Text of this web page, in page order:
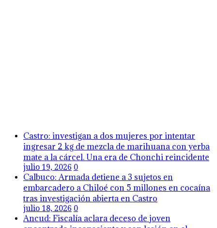
Castro: investigan a dos mujeres por intentar
ingresar 2 kg de mezcla de marihuana con yerba
mate a la cárcel. Una era de Chonchi reincidente
julio 19, 2026 0
Calbuco: Armada detiene a 3 sujetos en
embarcadero a Chiloé con 5 millones en cocaína
tras investigación abierta en Castro
julio 18, 2026 0
Ancud: Fiscalía aclara deceso de joven